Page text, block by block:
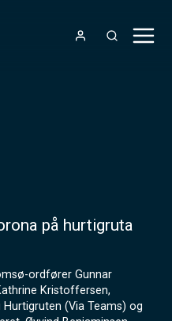
på hurtigruta
ordfører Gunnar
Kristoffersen,
(Via Teams) og